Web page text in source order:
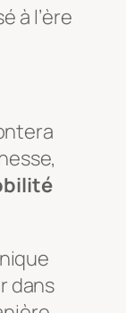
à l’ère
dans